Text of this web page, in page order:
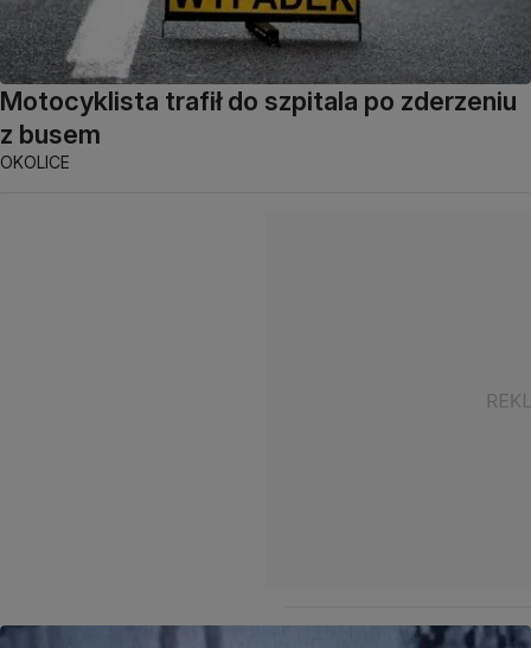
Motocyklista trafił do szpitala po zderzeniu
z busem
OKOLICE